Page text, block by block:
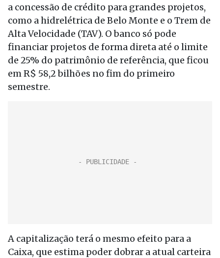
a concessão de crédito para grandes projetos,
como a hidrelétrica de Belo Monte e o Trem de
Alta Velocidade (TAV). O banco só pode
financiar projetos de forma direta até o limite
de 25% do patrimônio de referência, que ficou
em R$ 58,2 bilhões no fim do primeiro
semestre.
A capitalização terá o mesmo efeito para a
Caixa, que estima poder dobrar a atual carteira